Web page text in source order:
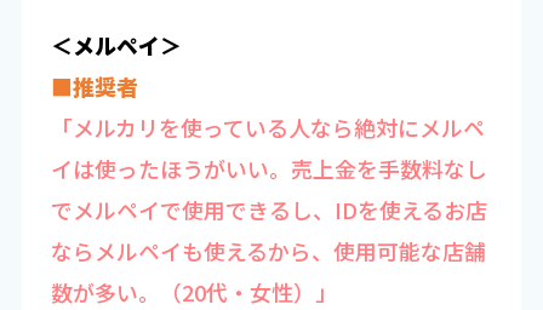
＜メルペイ＞
■推奨者
「メルカリを使っている人なら絶対にメルペ
イは使ったほうがいい。売上金を手数料なし
でメルペイで使用できるし、IDを使えるお店
ならメルペイも使えるから、使用可能な店舗
数が多い。（20代・女性）」